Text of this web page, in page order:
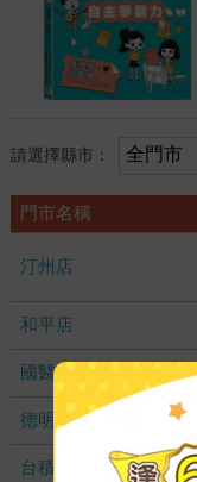
請選擇縣市：
門市名稱
汀州店
和平店
國醫加盟店
德明加盟店
台積店